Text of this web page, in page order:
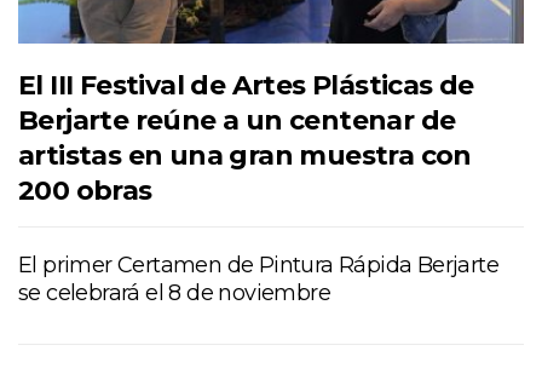
El III Festival de Artes Plásticas de
Berjarte reúne a un centenar de
artistas en una gran muestra con
200 obras
El primer Certamen de Pintura Rápida Berjarte
se celebrará el 8 de noviembre